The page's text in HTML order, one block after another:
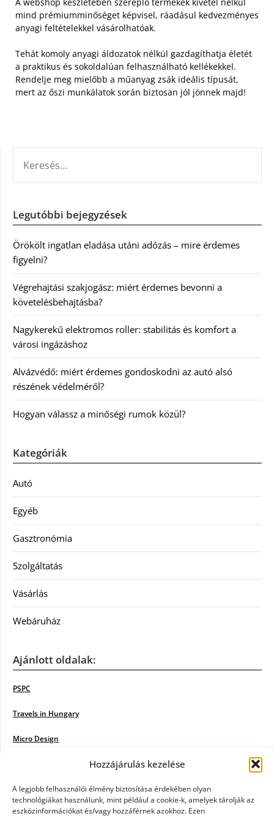
Hozzájárulás kezelése
A legjobb felhasználói élmény biztosítása érdekében olyan
technológiákat használunk, mint például a cookie-k, amelyek tárolják az
eszközinformációkat és/vagy hozzáférnek azokhoz. Ezen
A webshop készletében szereplő termékek kivétel nélkül
mind prémiumminőséget képvisel, ráadásul kedvezményes
anyagi feltételekkel vásárolhatóak.
Tehát komoly anyagi áldozatok nélkül gazdagíthatja életét
a praktikus és sokoldalúan felhasználható kellékekkel.
Rendelje meg mielőbb a műanyag zsák ideális típusát,
mert az őszi munkálatok során biztosan jól jönnek majd!
Legutóbbi bejegyzések
Örökölt ingatlan eladása utáni adózás – mire érdemes
figyelni?
Végrehajtási szakjogász: miért érdemes bevonni a
követelésbehajtásba?
Nagykerekű elektromos roller: stabilitás és komfort a
városi ingázáshoz
Alvázvédő: miért érdemes gondoskodni az autó alsó
részének védelméről?
Hogyan válassz a minőségi rumok közül?
Kategóriák
Autó
Egyéb
Gasztronómia
Szolgáltatás
Vásárlás
Webáruház
Ajánlott oldalak:
PSPC
Travels in Hungary
Micro Design
Poiwiki
Öntözőrendszer